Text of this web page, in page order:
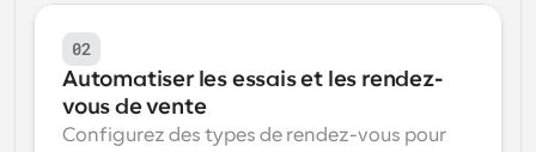
02
Automatiser les essais et les rendez-
vous de vente
Configurez des types de rendez-vous pour